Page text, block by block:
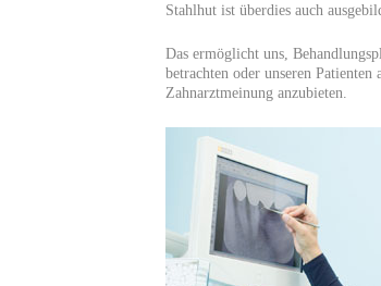
Stahlhut ist überdies auch
Das ermöglicht uns,
betrachten oder unseren
Zahnarztmeinung anzubieten.